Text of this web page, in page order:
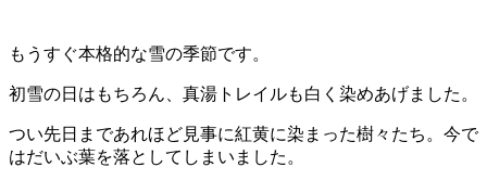
もうすぐ本格的な雪の季節です。
初雪の日はもちろん、真湯トレイルも白く染めあげました。
つい先日まであれほど見事に紅黄に染まった樹々たち。今で
はだいぶ葉を落としてしまいました。